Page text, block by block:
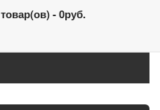
товар(ов) -0руб.